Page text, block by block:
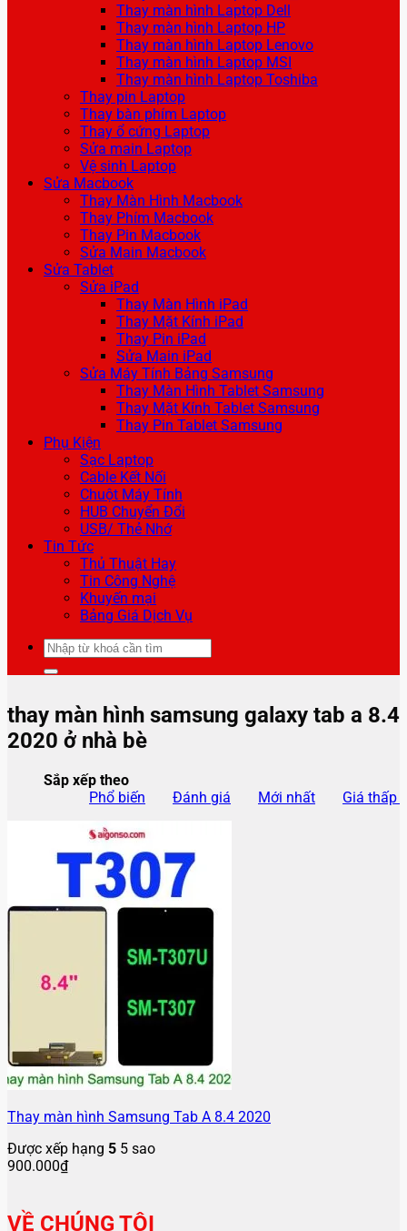
Thay màn hình Laptop Dell
Thay màn hình Laptop HP
Thay màn hình Laptop Lenovo
Thay màn hình Laptop MSI
Thay màn hình Laptop Toshiba
Thay pin Laptop
Thay bàn phím Laptop
Thay ổ cứng Laptop
Sửa main Laptop
Vệ sinh Laptop
Sửa Macbook
Thay Màn Hình Macbook
Thay Phím Macbook
Thay Pin Macbook
Sửa Main Macbook
Sửa Tablet
Sửa iPad
Thay Màn Hình iPad
Thay Mặt Kính iPad
Thay Pin iPad
Sửa Main iPad
Sửa Máy Tính Bảng Samsung
Thay Màn Hình Tablet Samsung
Thay Mặt Kính Tablet Samsung
Thay Pin Tablet Samsung
Phụ Kiện
Sạc Laptop
Cable Kết Nối
Chuột Máy Tính
HUB Chuyển Đổi
USB/ Thẻ Nhớ
Tin Tức
Thủ Thuật Hay
Tin Công Nghệ
Khuyến mại
Bảng Giá Dịch Vụ
Tìm
kiếm:
thay màn hình samsung galaxy tab a 8.4
2020 ở nhà bè
Sắp xếp theo
Phổ biến
Đánh giá Mới nhất Giá thấp
Thay màn hình Samsung Tab A 8.4 2020
Được xếp hạng 5 5 sao
900.000₫
VỀ CHÚNG TÔI